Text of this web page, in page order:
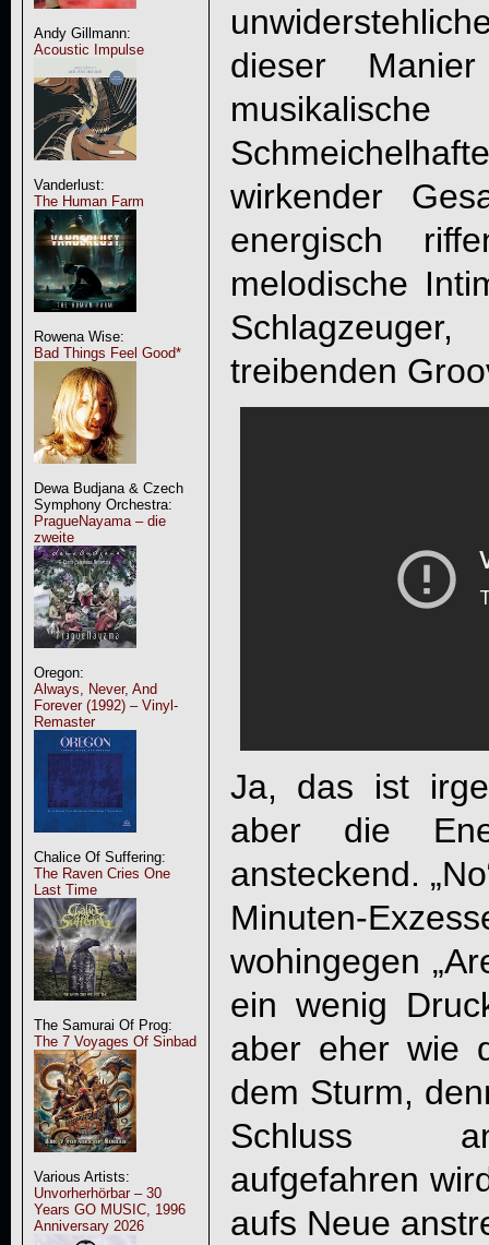
Andy Gillmann:
Acoustic Impulse
Vanderlust:
The Human Farm
Rowena Wise:
Bad Things Feel Good*
Dewa Budjana & Czech
Symphony Orchestra:
PragueNayama – die
zweite
Oregon:
Always, Never, And
Forever (1992) – Vinyl-
Remaster
Chalice Of Suffering:
The Raven Cries One
Last Time
The Samurai Of Prog:
The 7 Voyages Of Sinbad
Various Artists:
Unvorherhörbar – 30
Years GO MUSIC, 1996
Anniversary 2026
dieser
wirkender
energisch
melodische
treibenden
Ja, das ist
aber die
ansteckend.
Minuten-
wohingegen
ein wenig
aber eher wie
dem Sturm,
Schluss
aufgefahren
aufs Neue